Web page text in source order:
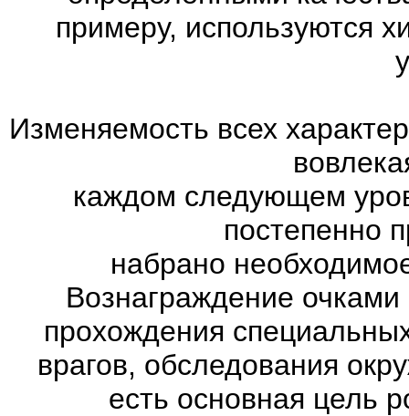
примеру, используются
Изменяемость всех
каждом следующем
постепенно
набрано
Вознаграждение
прохождения
врагов, обследования
есть основная цель